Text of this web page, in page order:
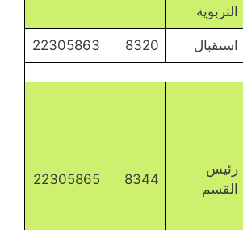
التربوية
استقبال 8320
22305863
رئيس
القسم
8344
22305865